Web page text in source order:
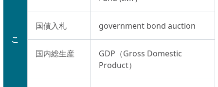
こ
国債入札 government bond auction
国内総生産
GDP（Gross Domestic
Product）